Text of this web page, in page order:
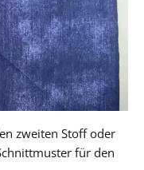
zweiten Stoff oder
für den